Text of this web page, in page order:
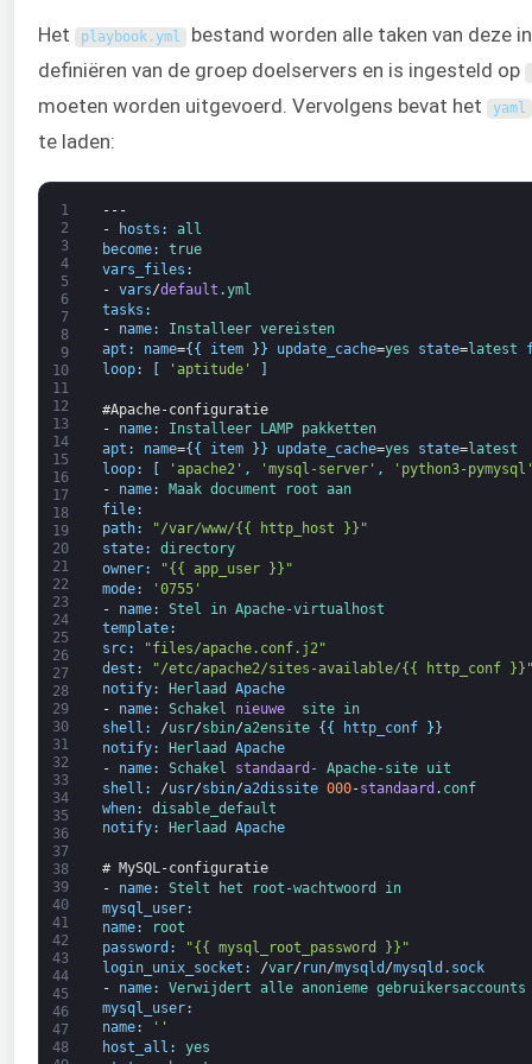
Het playbook.yml bestand worden alle taken van deze
definiëren van de groep doelservers en is ingesteld op
moeten worden uitgevoerd. Vervolgens bevat het yaml
te laden:
1
2
3
4
5
6
7
8
9
10
11
12
13
14
15
16
17
18
19
20
21
22
23
24
25
26
27
28
29
30
31
32
33
34
35
36
37
38
39
40
41
42
43
44
45
46
47
48
---
-
hosts :
all
become:
true
vars_files :
- vars/default .yml
tasks :
-
name: Installeer vereisten
apt : name={ { item } } update_cache=yes state=latest
loop: 'aptitude'
#Apache-configuratie
-
name: Installeer LAMP pakketten
apt : name={ { item } } update_cache=yes state=latest
loop: 'apache2' , 'mysql-server' ,
'python3-
-
name: Maak document root aan
file:
path:
"/var/www/{{ http_host }}"
state:
directory
owner:
"{{ app_user }}"
mode:
'0755'
-
name: Stel in Apache-virtualhost
template:
src:
"files/apache.conf.j2"
dest :
"/etc/apache2/sites-available/{{ http_conf
notify: Herlaad Apache
-
name: Schakel nieuwe
site in
shell : /usr/sbin/a2ensite { { http_conf } }
notify: Herlaad Apache
-
name: Schakel standaard- Apache-site uit
shell : /usr/sbin/a2dissite 000-standaard . conf
when:
disable_default
notify: Herlaad Apache
# MySQL-configuratie
-
name: Stelt het root-wachtwoord in
mysql_user:
name:
root
password :
"{{ mysql_root_password }}"
login_unix_socket : /var/ run/mysqld /mysqld . sock
-
name: Verwijdert alle anonieme gebruikersaccounts
mysql_user:
name:
''
host_all :
yes